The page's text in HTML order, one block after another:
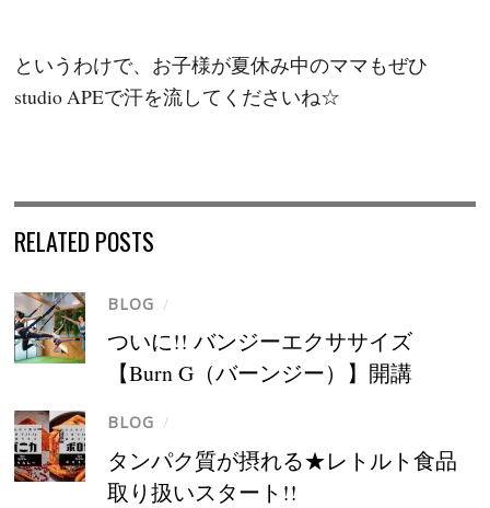
というわけで、お子様が夏休み中のママもぜひ
studio APEで汗を流してくださいね☆
RELATED POSTS
BLOG /
ついに!! バンジーエクササイズ
【Burn G（バーンジー）】開講
BLOG /
タンパク質が摂れる★レトルト食品
取り扱いスタート!!